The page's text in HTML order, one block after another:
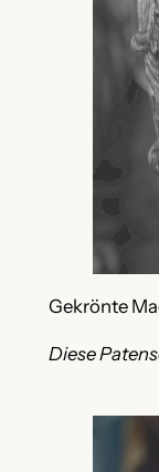
Gekrönte
Diese